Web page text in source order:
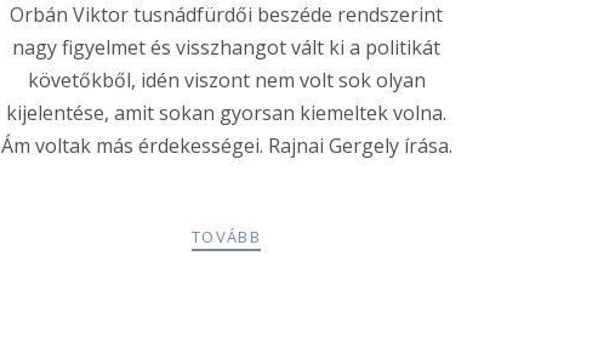
Orbán Viktor tusnádfürdői beszéde rendszerint
nagy figyelmet és visszhangot vált ki a politikát
követőkből, idén viszont nem volt sok olyan
kijelentése, amit sokan gyorsan kiemeltek volna.
Ám voltak más érdekességei. Rajnai Gergely írása.
TOVÁBB